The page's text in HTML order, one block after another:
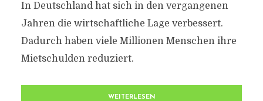
In Deutschland hat sich in den vergangenen
Jahren die wirtschaftliche Lage verbessert.
Dadurch haben viele Millionen Menschen ihre
Mietschulden reduziert.
WEITERLESEN